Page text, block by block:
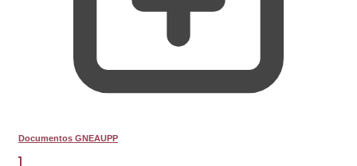
Documentos GNEAUPP